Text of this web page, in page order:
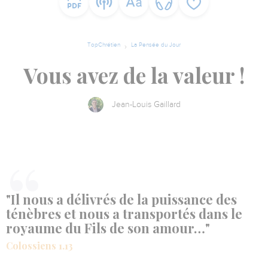
TopChrétien La Pensée du Jour
Vous avez de la valeur !
Jean-Louis Gaillard
"Il nous a délivrés de la puissance des
ténèbres et nous a transportés dans le
royaume du Fils de son amour…"
Colossiens 1.13